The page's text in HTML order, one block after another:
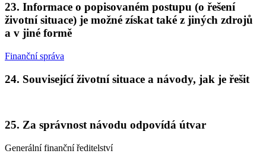
23. Informace o popisovaném postupu (o řešení
životní situace) je možné získat také z jiných zdrojů
a v jiné formě
Finanční správa
24. Související životní situace a návody, jak je řešit
25. Za správnost návodu odpovídá útvar
Generální finanční ředitelství